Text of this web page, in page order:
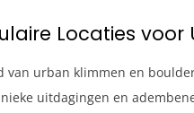
Locaties
van urban klimmen en
uitdagingen en